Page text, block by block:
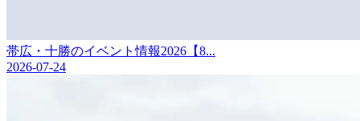
帯広・十勝のイベント情報2026【8...
2026-07-24